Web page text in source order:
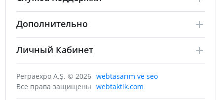
Дополнительно
Личный Кабинет
Perpaexpo A.Ş. © 2026
Все права защищены
webtasarım ve seo
webtaktik.com